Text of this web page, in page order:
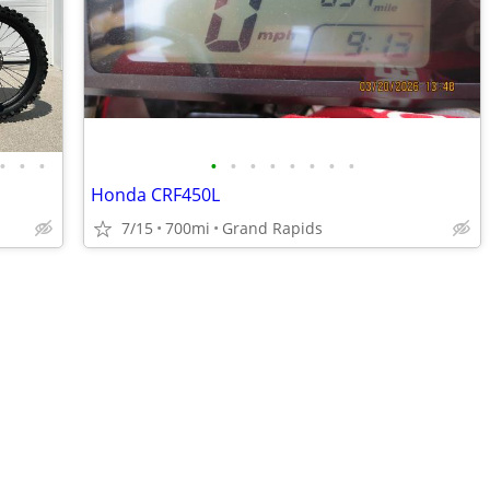
• • • • • • • • • •
Honda CRF450L
7/15 700mi Grand Rapids